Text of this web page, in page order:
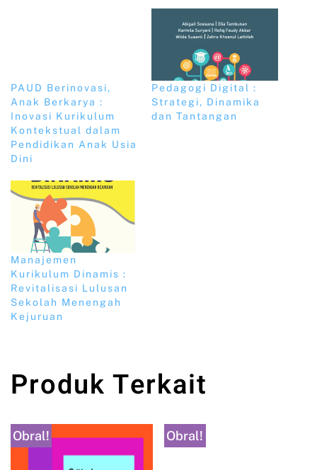
PAUD Berinovasi,
Anak Berkarya :
Inovasi Kurikulum
Kontekstual dalam
Pendidikan Anak Usia
Dini
Pedagogi Digital :
Strategi, Dinamika
dan Tantangan
Manajemen
Kurikulum Dinamis :
Revitalisasi Lulusan
Sekolah Menengah
Kejuruan
Produk Terkait
Obral! Obral!